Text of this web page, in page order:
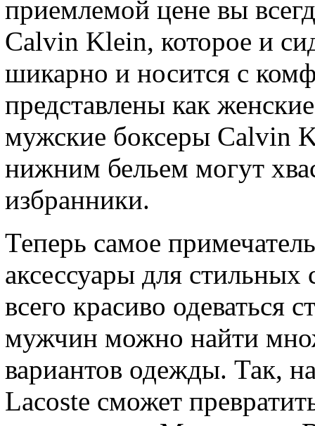
приемлемой цене вы
Calvin Klein, которое и
шикарно и носится с
представлены как
мужские боксеры Calvin
нижним бельем могут
избранники.
Теперь самое
аксессуары для
всего красиво одеваться
мужчин можно найти
вариантов одежды. Так,
Lacoste сможет